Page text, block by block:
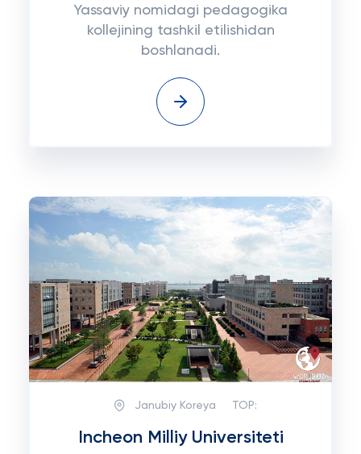
Yassaviy nomidagi pedagogika
kollejining tashkil etilishidan
boshlanadi.
Janubiy Koreya TOP:
Incheon Milliy Universiteti